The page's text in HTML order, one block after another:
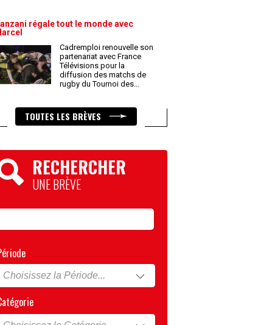
régale tout le monde avec
Cadremploi renouvelle son
partenariat avec France
Télévisions pour la
diffusion des matchs de
rugby du Tournoi des...
TOUTES LES BRÈVES
RECHERCHER
UNE BRÈVE